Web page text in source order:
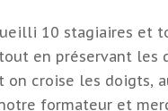
10 stagiaires et
en préservant les
on croise les doigts,
formateur et